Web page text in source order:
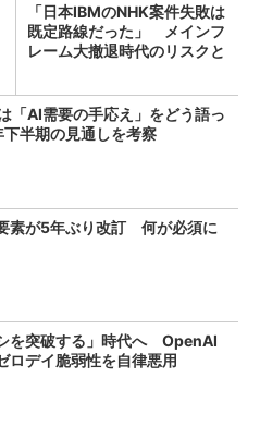
「日本IBMのNHK案件失敗は
既定路線だった」 メインフ
レーム大撤退時代のリスクと
「AI需要の手応え」をどう語っ
半期の見通しを考察
素が5年ぶり改訂 何が必須に
を突破する」時代へ OpenAI
ロデイ脆弱性を自律悪用